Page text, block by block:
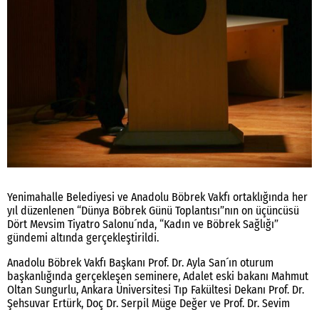
Yenimahalle Belediyesi ve Anadolu Böbrek Vakfı ortaklığında her
yıl düzenlenen “Dünya Böbrek Günü Toplantısı”nın on üçüncüsü
Dört Mevsim Tiyatro Salonu´nda, “Kadın ve Böbrek Sağlığı”
gündemi altında gerçekleştirildi.
Anadolu Böbrek Vakfı Başkanı Prof. Dr. Ayla San´ın oturum
başkanlığında gerçekleşen seminere, Adalet eski bakanı Mahmut
Oltan Sungurlu, Ankara Üniversitesi Tıp Fakültesi Dekanı Prof. Dr.
Şehsuvar Ertürk, Doç Dr. Serpil Müge Değer ve Prof. Dr. Sevim